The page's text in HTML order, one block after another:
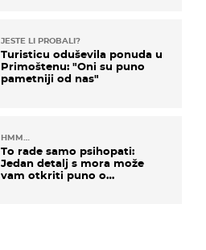
JESTE LI PROBALI?
Turisticu oduševila ponuda u
Primoštenu: "Oni su puno
pametniji od nas"
HMM…
To rade samo psihopati:
Jedan detalj s mora može
vam otkriti puno o